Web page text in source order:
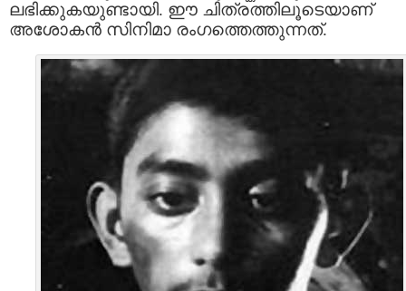
ലഭിക്കുകയുണ്ടായി. ഈ ചിത്രത്തിലൂടെയാണ്‌
അശോകന്‍ സിനിമാ രംഗത്തെത്തുന്നത്‌.